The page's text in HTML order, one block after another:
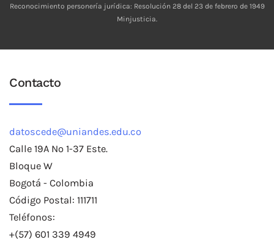
Reconocimiento personería jurídica: Resolución 28 del 23 de febrero de 1949
Minjusticia.
Contacto
datoscede@uniandes.edu.co
Calle 19A No 1-37 Este.
Bloque W
Bogotá - Colombia
Código Postal: 111711
Teléfonos:
+(57) 601 339 4949